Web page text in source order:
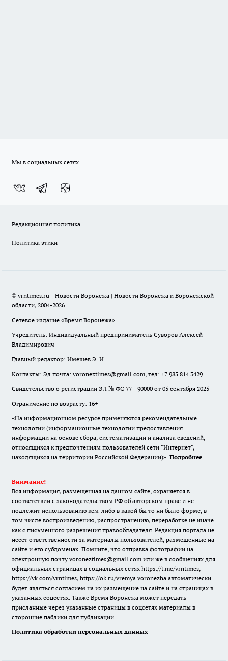
Мы в социальных сетях
Редакционная политика
Политика этики
© vrntimes.ru - Новости Воронежа | Новости Воронежа и Воронежской
области, 2004-2026
Сетевое издание «Время Воронежа»
Учредитель: Индивидуальный предприниматель Суворов Алексей
Владимирович
Главный редактор: Имешев Э. И.
Контакты: Эл.почта: voroneztimes@gmail.com, тел: +7 985 814 3429
Свидетельство о регистрации ЭЛ № ФС 77 - 90000 от 05 сентября 2025
Ограничение по возрасту: 16+
«На информационном ресурсе применяются рекомендательные
технологии (информационные технологии предоставления
информации на основе сбора, систематизации и анализа сведений,
относящихся к предпочтениям пользователей сети "Интернет",
находящихся на территории Российской Федерации)». Подробнее
Внимание!
Вся информация, размещенная на данном сайте, охраняется в
соответствии с законодательством РФ об авторском праве и не
подлежит использованию кем-либо в какой бы то ни было форме, в
том числе воспроизведению, распространению, переработке не иначе
как с письменного разрешения правообладателя. Редакция портала не
несет ответственности за материалы пользователей, размещенные на
сайте и его субдоменах. Помните, что отправка фотографии на
электронную почту voroneztimes@gmail.com или же в сообщениях для
официальных страницах в социальных сетях https://t.me/vrntimes,
https://vk.com/vrntimes, https://ok.ru/vremya.voronezha автоматически
будет являться согласием на их размещение на сайте и на страницах в
указанных соцсетях. Также Время Воронежа может передать
присланные через указанные страницы в соцсетях материалы в
сторонние паблики для публикации.
Политика обработки персональных данных